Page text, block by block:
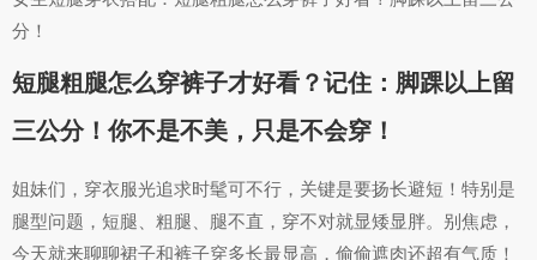
分！
短腿粗腿怎么穿裤子才好看？记住：脚踝以上留
三公分！你不是不美，只是不会穿！
姐妹们，穿衣服光追求时髦可不行，关键是要扬长避短！特别是
腿型问题，短腿、粗腿、腿不直，穿不对就显矮显胖。别焦虑，
今天就来聊聊裙子和裤子穿多长最显高，偷偷遮肉还超有气质！